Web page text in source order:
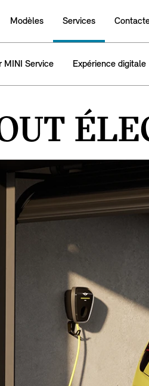
Modèles Services
MINI Service Expérience digitale